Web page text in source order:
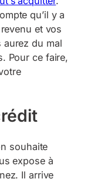
qu’il y a
et vos
du mal
Pour ce faire,
souhaite
expose à
Il arrive